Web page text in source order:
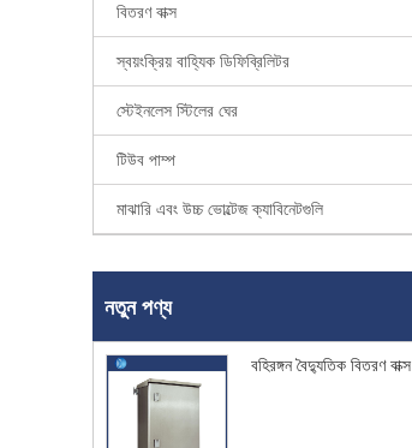
বিতরণ বাক্স
স্বয়ংক্রিয় বাহ্যিক ডিফিব্রিলিটর
স্টেইনলেস স্টিলের ঘের
টিউব পাম্প
মাঝারি এবং উচ্চ ভোল্টেজ ক্যাবিনেটগুলি
নতুন পণ্য
বহিরঙ্গন বৈদ্যুতিক বিতরণ বাক্স